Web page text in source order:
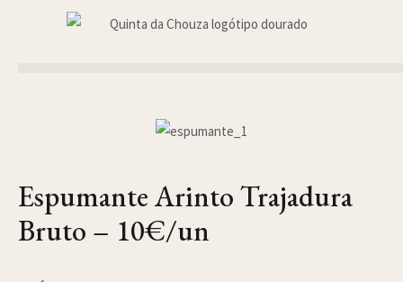
Espumante Arinto Trajadura
Bruto – 10€/un